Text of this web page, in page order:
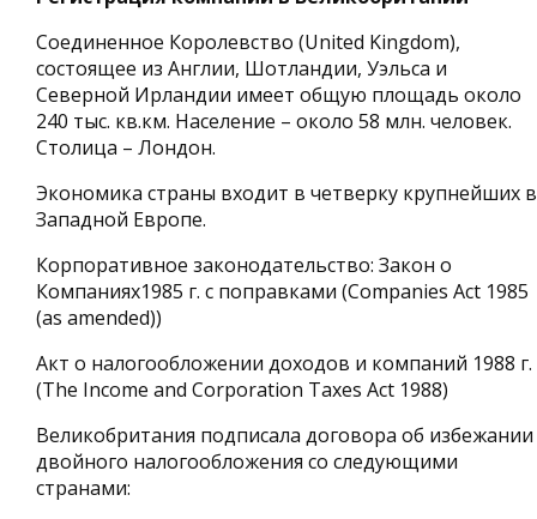
Соединенное Королевство (United Kingdom),
состоящее из Англии, Шотландии, Уэльса и
Северной Ирландии имеет общую площадь около
240 тыс. кв.км. Население – около 58 млн. человек.
Столица – Лондон.
Экономика страны входит в четверку крупнейших в
Западной Европе.
Корпоративное законодательство: Закон о
Компаниях1985 г. с поправками (Companies Act 1985
(as amended))
Акт о налогообложении доходов и компаний 1988 г.
(The Income and Corporation Taxes Act 1988)
Великобритания подписала договора об избежании
двойного налогообложения со следующими
странами: